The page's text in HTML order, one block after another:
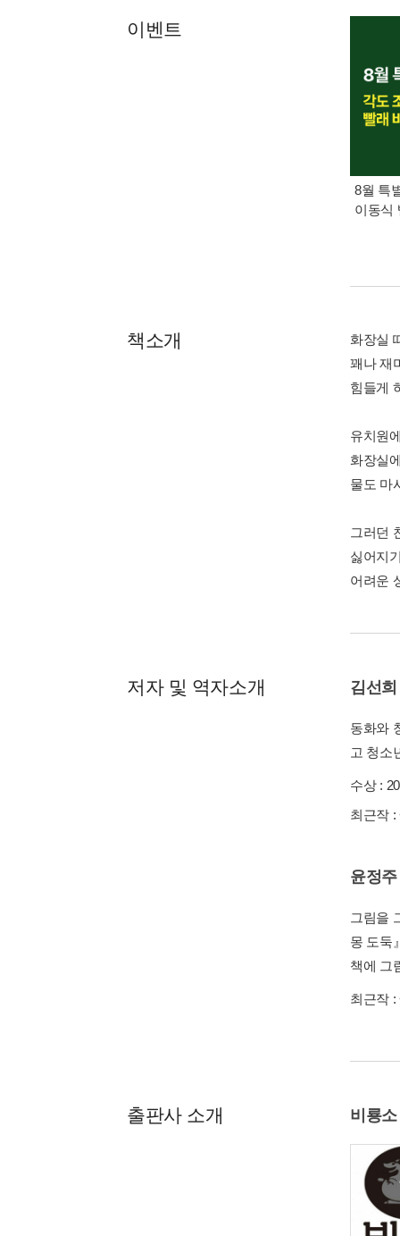
이벤트
8월 특
이동식
책소개
화장실
꽤나 재
힘들게
유치원
화장실
물도 마
그러던
싫어지
어려운
저자 및 역자소개 김선희
동화와
고 청소
수상 :
최근작 :
윤정주
그림을
몽 도둑
책에 그
최근작 :
출판사 소개 비룡소